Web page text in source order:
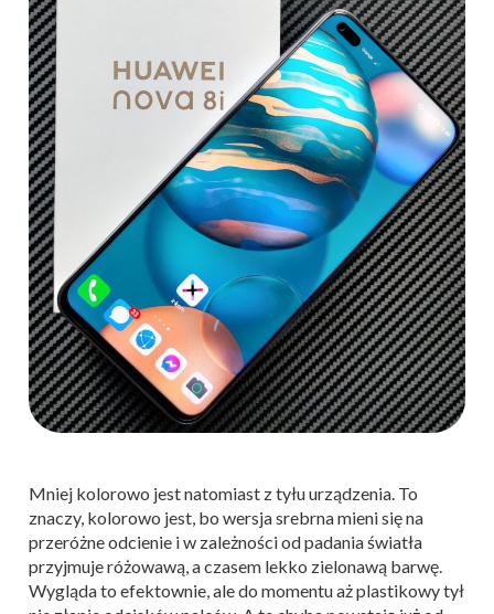
Mniej kolorowo jest natomiast z tyłu urządzenia. To
znaczy, kolorowo jest, bo wersja srebrna mieni się na
przeróżne odcienie i w zależności od padania światła
przyjmuje różowawą, a czasem lekko zielonawą barwę.
Wygląda to efektownie, ale do momentu aż plastikowy tył